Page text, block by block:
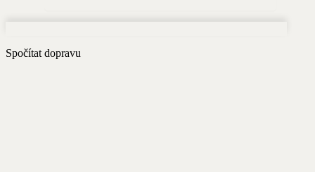
Spočítat dopravu